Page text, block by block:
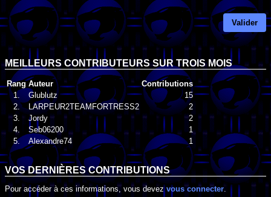
Valider
MEILLEURS CONTRIBUTEURS SUR TROIS MOIS
Rang Auteur
Contributions
1.
Glublutz
15
2.
LARPEUR2TEAMFORTRESS2
2
3.
Jordy
2
4.
Seb06200
1
5.
Alexandre74 1
VOS DERNIÈRES CONTRIBUTIONS
Pour accéder à ces informations, vous devezvous connecter.